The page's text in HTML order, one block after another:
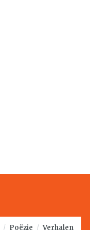
/ Poëzie / Verhalen